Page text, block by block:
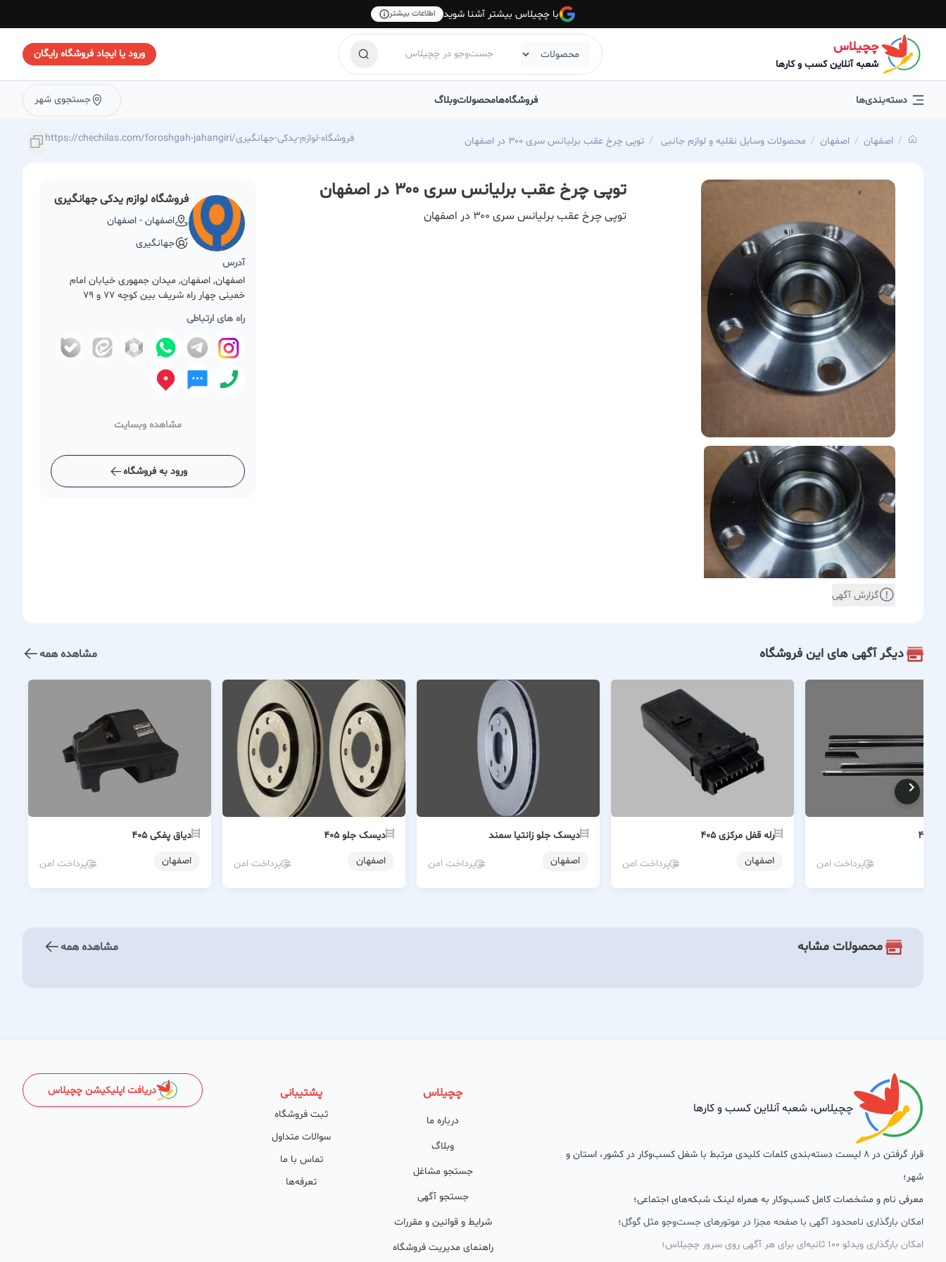
با چچیلاس بیشتر آشنا شوید اطلاعات بیشتر
چچیلاس
شعبه آنلاین کسب و کارها
ورود یا ایجاد فروشگاه رایگان
دسته‌بندی‌ها فروشگاه‌هامحصولاتوبلاگ جستجوی شهر
اصفهان اصفهان محصولات وسایل نقلیه و لوازم جانبی توپی چرخ عقب برلیانس سری ۳۰۰ در اصفهان https://chechilas.com/foroshgah-jahangiri/فروشگاه-لوازم-یدکی-جهانگیری
گزارش آگهی
توپی چرخ عقب برلیانس سری ۳۰۰ در اصفهان
توپی چرخ عقب برلیانس سری ۳۰۰ در اصفهان
فروشگاه لوازم یدکی جهانگیری
اصفهان - اصفهان
جهانگیری
آدرس
اصفهان, اصفهان, میدان جمهوری خیابان امام
خمینی چهار راه شریف بین کوچه 77 و 79
راه های ارتباطی
مشاهده وبسایت
ورود به فروشگاه
دیگر آگهی های این فروشگاه مشاهده همه
پرداخت امن
رله قفل مرکزی ۴۰۵
اصفهان
پرداخت امن
دیسک جلو زانتیا سمند
اصفهان
پرداخت امن
دیسک جلو ۴۰۵
اصفهان
پرداخت امن
دیاق پفکی ۴۰۵
اصفهان
پرداخت امن
محصولات مشابه مشاهده همه
چچیلاس، شعبه آنلاین کسب و کارها
قرار گرفتن در 8 لیست دسته‌بندی کلمات کلیدی مرتبط با شغل کسب‌وکار در کشور، استان و
شهر؛
معرفی نام و مشخصات کامل کسب‌وکار به همراه لینک شبکه‌های اجتماعی؛
امکان بارگذاری نامحدود آگهی با صفحه مجزا در موتورهای جست‌وجو مثل گوگل؛
امکان بارگذاری ویدئو 100 ثانیه‌ای برای هر آگهی روی سرور چچیلاس؛
چچیلاس
درباره ما
وبلاگ
جستجو مشاغل
جستجو آگهی
شرایط و قوانین و مقررات
راهنمای مدیریت فروشگاه
پشتیبانی
ثبت فروشگاه
سوالات متداول
تماس با ما
تعرفه‌ها
دریافت اپلیکیشن چچیلاس